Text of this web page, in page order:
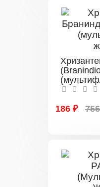
186 ₽